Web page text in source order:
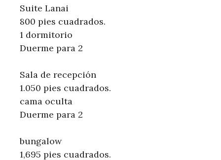
Suite Lanai
800 pies cuadrados.
1 dormitorio
Duerme para 2
Sala de recepción
1.050 pies cuadrados.
cama oculta
Duerme para 2
bungalow
1,695 pies cuadrados.